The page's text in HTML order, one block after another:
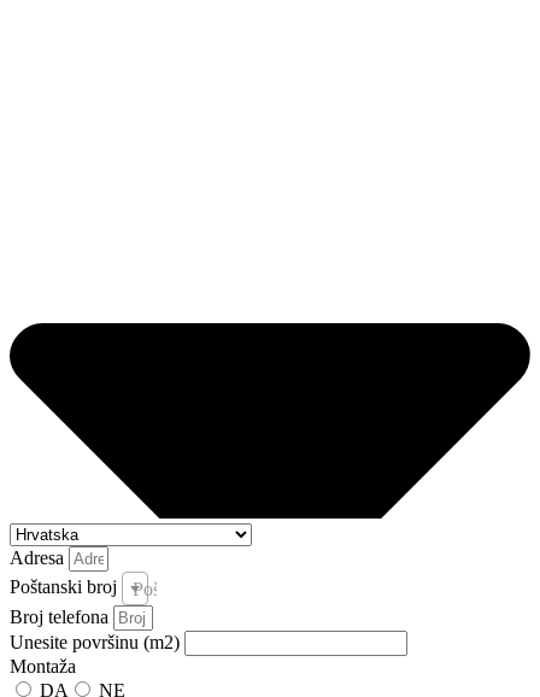
Adresa
Poštanski broj
Poštanski broj i pošta *
Broj telefona
Unesite površinu (m2)
Montaža
DA
NE